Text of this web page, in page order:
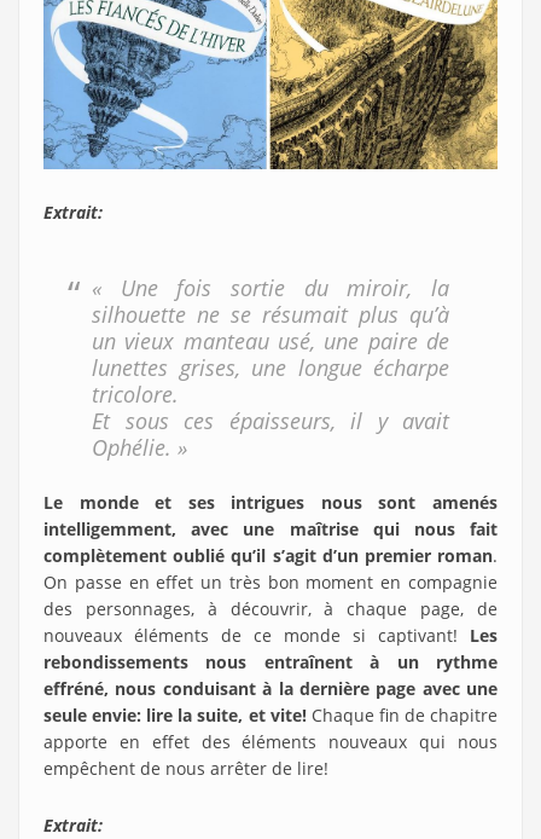
Extrait:
« Une fois sortie du miroir, la
silhouette ne se résumait plus qu’à
un vieux manteau usé, une paire de
lunettes grises, une longue écharpe
tricolore.
Et sous ces épaisseurs, il y avait
Ophélie. »
Le monde et ses intrigues nous sont amenés
intelligemment, avec une maîtrise qui nous fait
complètement oublié qu’il s’agit d’un premier roman.
On passe en effet un très bon moment en compagnie
des personnages, à découvrir, à chaque page, de
nouveaux éléments de ce monde si captivant! Les
rebondissements nous entraînent à un rythme
effréné, nous conduisant à la dernière page avec une
seule envie: lire la suite, et vite! Chaque fin de chapitre
apporte en effet des éléments nouveaux qui nous
empêchent de nous arrêter de lire!
Extrait: